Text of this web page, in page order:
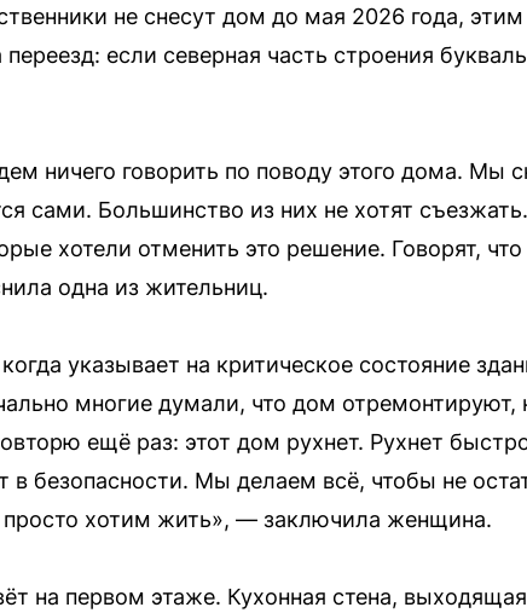
не снесут дом до мая 2026 года,
переезд: если северная часть строения
ничего говорить по поводу этого дома. Мы
сами. Большинство из них не хотят
хотели отменить это решение. Говорят,
одна из жительниц.
указывает на критическое состояние
многие думали, что дом отремонтируют,
ещё раз: этот дом рухнет. Рухнет
в безопасности. Мы делаем всё, чтобы не
хотим жить», — заключила женщина.
на первом этаже. Кухонная стена,